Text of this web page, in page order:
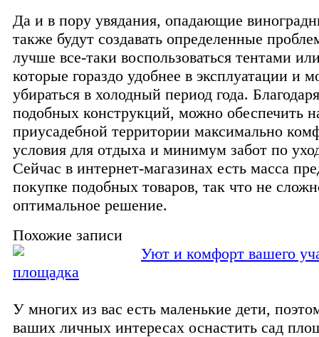
Да и в пору увядания, опадающие
также будут создавать определенные
лучше все-таки воспользоваться тентами
которые гораздо удобнее в эксплуатации и
убираться в холодный период года.
подобных конструкций, можно обеспечить
приусадебной территории максимально
условия для отдыха и минимум забот по
Сейчас в интернет-магазинах есть масса
покупке подобных товаров, так что не
оптимальное решение.
Похожие записи
Уют и комфорт вашего
площадка
У многих из вас есть маленькие дети,
ваших личных интересах оснастить сад